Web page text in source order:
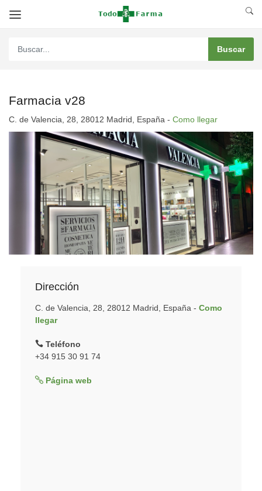
Farmacia v28
C. de Valencia, 28, 28012 Madrid, España - Como llegar
Dirección
C. de Valencia, 28, 28012 Madrid, España - Como
llegar
Teléfono
+34 915 30 91 74
Página web